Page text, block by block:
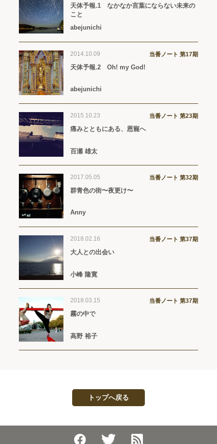
天体予報.1 なかなか言葉にならない未来の
こと
abejunichi
2014.10.09 当番ノート 第17期
天体予報.2 Oh! my God!
abejunichi
2015.10.23 当番ノート 第23期
痛みとともにある、恩寵へ
百瀬 雄太
2017.05.05 当番ノート 第32期
群青色の街〜夜更け〜
Anny
2018.02.16 当番ノート 第37期
大人との出会い
小峰 隆寛
2018.03.15 当番ノート 第37期
霧の中で
高野 裕子
トップへ戻る